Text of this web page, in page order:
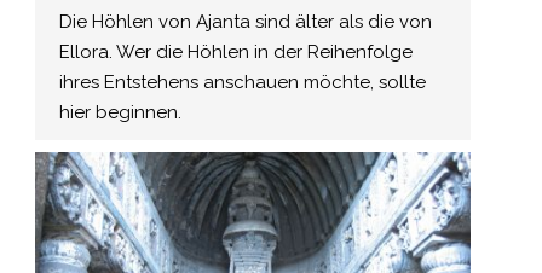
Die Höhlen von Ajanta sind älter als die von
Ellora. Wer die Höhlen in der Reihenfolge
ihres Entstehens anschauen möchte, sollte
hier beginnen.